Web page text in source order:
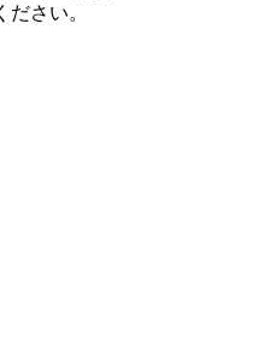
さい。